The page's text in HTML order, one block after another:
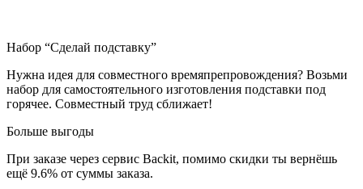
Набор “Сделай подставку”
Нужна идея для совместного времяпрепровождения? Возьми
набор для самостоятельного изготовления подставки под
горячее. Совместный труд сближает!
Больше выгоды
При заказе через сервис Backit, помимо скидки ты вернёшь
ещё 9.6% от суммы заказа.